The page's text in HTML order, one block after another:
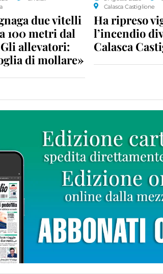
due vitelli
100 metri dal
allevatori:
di mollare»
Calasca Castiglione
Ha ripreso
l’incendio
Calasca